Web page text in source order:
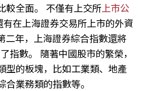
較全面。 不僅有上交所上市公
有在上海證券交易所上市的外資
二年，上海證券綜合指數還將
指數。 隨著中國股市的繁榮，
型的板塊，比如工業類、地產
合業務類的指數等。